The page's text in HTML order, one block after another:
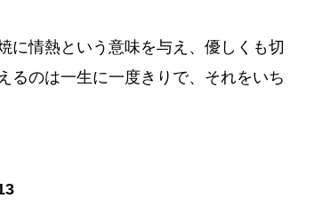
に情熱という意味を与え、優しくも切
るのは一生に一度きりで、それをいち